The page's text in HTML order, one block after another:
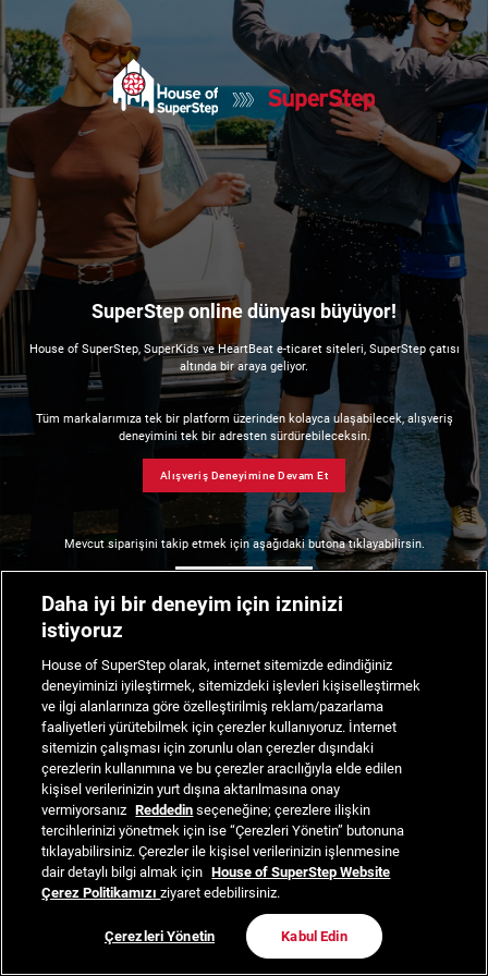
SuperStep online dünyası büyüyor!
House of SuperStep, SuperKids ve HeartBeat e-ticaret siteleri, SuperStep çatısı
altında bir araya geliyor.
Tüm markalarımıza tek bir platform üzerinden kolayca ulaşabilecek, alışveriş
deneyimini tek bir adresten sürdürebileceksin.
Alışveriş Deneyimine Devam Et
Mevcut siparişini takip etmek için aşağıdaki butona tıklayabilirsin.
Daha iyi bir deneyim için izninizi
istiyoruz
House of SuperStep olarak, internet sitemizde edindiğiniz
deneyiminizi iyileştirmek, sitemizdeki işlevleri kişiselleştirmek
ve ilgi alanlarınıza göre özelleştirilmiş reklam/pazarlama
faaliyetleri yürütebilmek için çerezler kullanıyoruz. İnternet
sitemizin çalışması için zorunlu olan çerezler dışındaki
çerezlerin kullanımına ve bu çerezler aracılığıyla elde edilen
kişisel verilerinizin yurt dışına aktarılmasına onay
vermiyorsanız Reddedin seçeneğine; çerezlere ilişkin
tercihlerinizi yönetmek için ise “Çerezleri Yönetin” butonuna
tıklayabilirsiniz. Çerezler ile kişisel verilerinizin işlenmesine
dair detaylı bilgi almak için House of SuperStep Website
Çerez Politikamızıziyaret edebilirsiniz.
Çerezleri Yönetin Kabul Edin